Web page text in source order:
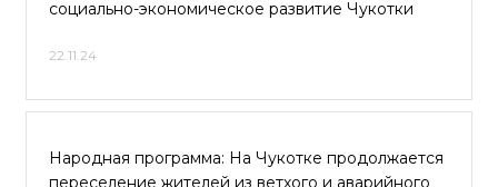
социально-экономическое развитие Чукотки
22.11.24
Народная программа: На Чукотке продолжается
переселение жителей из ветхого и аварийного